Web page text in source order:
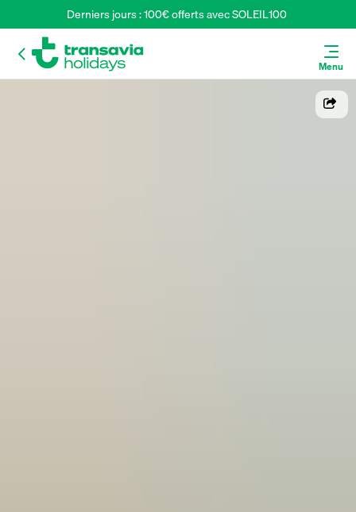
Derniers jours : 100€ offerts avec SOLEIL100
Menu